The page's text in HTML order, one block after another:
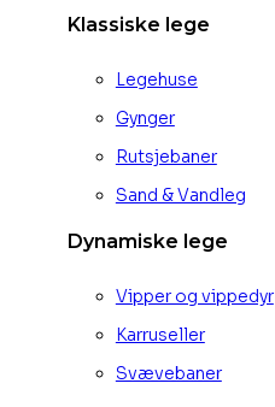
Klassiske lege
Legehuse
Gynger
Rutsjebaner
Sand & Vandleg
Dynamiske lege
Vipper og vippedyr
Karruseller
Svævebaner